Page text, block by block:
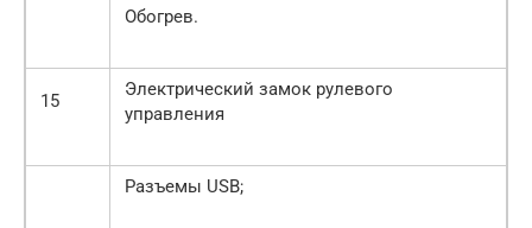
Обогрев.
15
Электрический замок рулевого
управления
Разъемы USB;